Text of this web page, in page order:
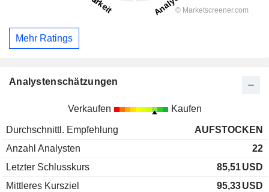
Mehr Ratings
Analystenschätzungen
Verkaufen Kaufen
Durchschnittl. Empfehlung
AUFSTOCKEN
Anzahl Analysten
22
Letzter Schlusskurs
85,51USD
Mittleres Kursziel
95,33USD